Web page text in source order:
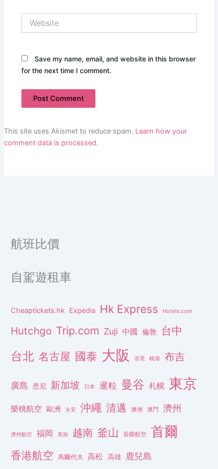
Save my name, email, and website in this browser
for the next time I comment.
This site uses Akismet to reduce spam. Learn how your
comment data is processed.
航班比價
自駕遊租車
Cheaptickets.hk Expedia Hk Express Hotels.com
Hutchgo Trip.com Zuji 中國 倫敦 台中
台北 名古屋 國泰 大阪 峇里 峴港 布吉
廣島 悉尼 新加坡 日本 暹粒 曼谷 札幌 東京
樂桃航空 歐洲 永安 沖繩 清邁 澳洲 澳門 濟州
濟州航空 福岡 美加 越南 釜山 長榮航空 首爾
香港航空 馬爾代夫 高松 高雄 鹿兒島